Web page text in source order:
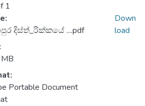
1
දිස්ත්_රික්කයේ ....pdf
Portable Document
Down
load